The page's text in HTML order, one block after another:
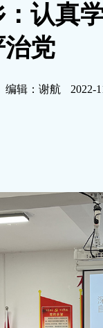
认真
党
编辑：谢航 2022-